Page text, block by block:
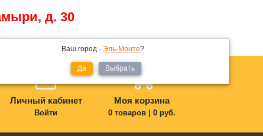
д. 30
Ваш город - Эль-Монте?
Да Выбрать
Личный кабинет
Войти
Моя корзина
0 товаров| 0 руб.